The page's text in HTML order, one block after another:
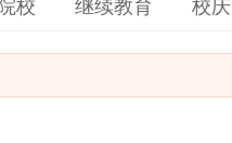
校 继续教育 校庆